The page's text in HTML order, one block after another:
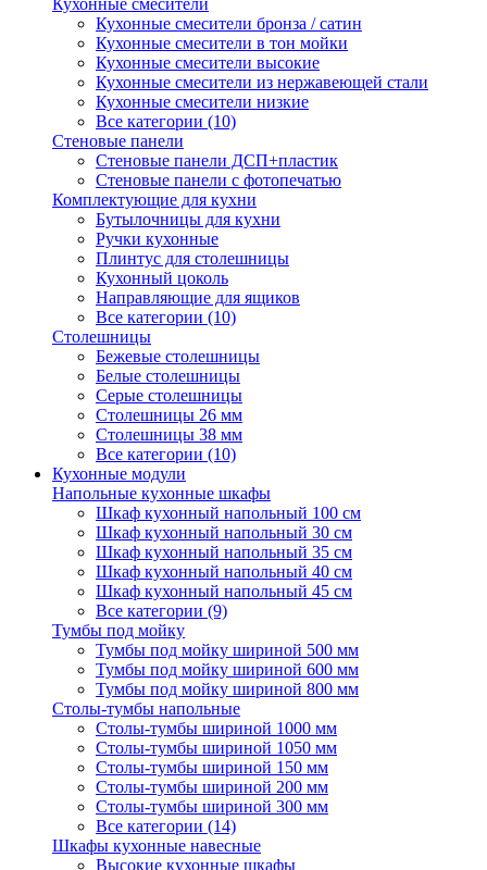
Кухонные смесители
Кухонные смесители бронза / сатин
Кухонные смесители в тон мойки
Кухонные смесители высокие
Кухонные смесители из нержавеющей стали
Кухонные смесители низкие
Все категории (10)
Стеновые панели
Стеновые панели ДСП+пластик
Стеновые панели с фотопечатью
Комплектующие для кухни
Бутылочницы для кухни
Ручки кухонные
Плинтус для столешницы
Кухонный цоколь
Направляющие для ящиков
Все категории (10)
Столешницы
Бежевые столешницы
Белые столешницы
Серые столешницы
Столешницы 26 мм
Столешницы 38 мм
Все категории (10)
Кухонные модули
Напольные кухонные шкафы
Шкаф кухонный напольный 100 см
Шкаф кухонный напольный 30 см
Шкаф кухонный напольный 35 см
Шкаф кухонный напольный 40 см
Шкаф кухонный напольный 45 см
Все категории (9)
Тумбы под мойку
Тумбы под мойку шириной 500 мм
Тумбы под мойку шириной 600 мм
Тумбы под мойку шириной 800 мм
Столы-тумбы напольные
Столы-тумбы шириной 1000 мм
Столы-тумбы шириной 1050 мм
Столы-тумбы шириной 150 мм
Столы-тумбы шириной 200 мм
Столы-тумбы шириной 300 мм
Все категории (14)
Шкафы кухонные навесные
Высокие кухонные шкафы